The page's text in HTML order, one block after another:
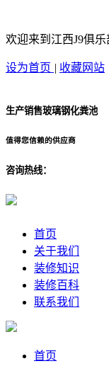
欢迎来到江西J9俱
设为首页 | 收藏网站
生产销售玻璃钢化粪池
值得您信赖的供应商
咨询热线：
首页
关于我们
装修知识
装修百科
联系我们
首页